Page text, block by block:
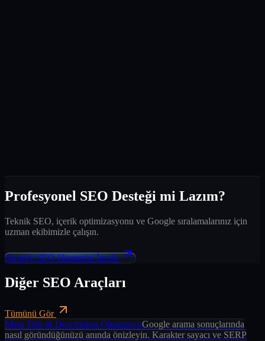
Profesyonel SEO Desteği mi Lazım?
Teknik SEO, içerik optimizasyonu ve Google sıralamalarınız için
uzman ekibimizle çalışın.
Shopify SEO Hizmetini İncele
Diğer SEO Araçları
Tümünü Gör
Meta Title & Description OluşturucuGoogle arama sonuçlarında
nasıl göründüğünüzü anında önizleyin. Karakter sayacı ve SERP